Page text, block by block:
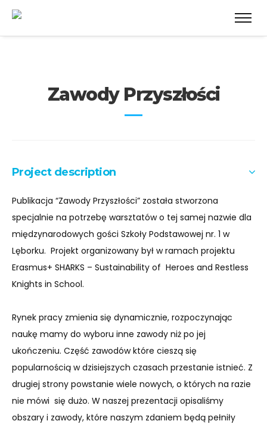
Zawody Przyszłości
Project description
Publikacja “Zawody Przyszłości” została stworzona
specjalnie na potrzebę warsztatów o tej samej nazwie dla
międzynarodowych gości Szkoły Podstawowej nr. 1 w
Lęborku. Projekt organizowany był wramach projektu
Erasmus+ SHARKS – Sustainability of Heroes and Restless
Knights in School.
Rynek pracy zmienia się dynamicznie, rozpoczynając
naukę mamy do wyboru inne zawody niż po jej
ukończeniu. Część zawodów które cieszą się
popularnością w dzisiejszych czasach przestanie istnieć. Z
drugiej strony powstanie wiele nowych, o których na razie
nie mówi się dużo. W naszej prezentacji opisaliśmy
obszary i zawody, które naszym zdaniem będą pełniły